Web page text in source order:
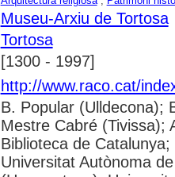
Museu-Arxiu de Tortosa
Tortosa
[1300 - 1997]
http://www.raco.cat/
B. Popular (Ulldecona);
Mestre Cabré (Tivissa);
Biblioteca de
Universitat Autònoma